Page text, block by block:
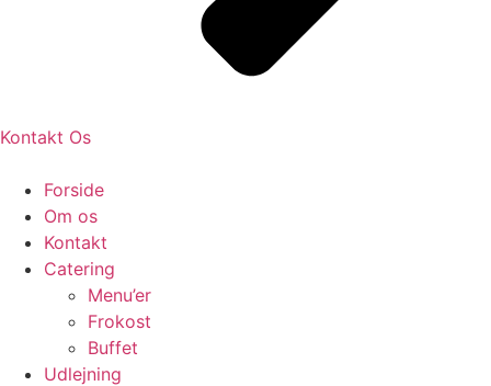
Kontakt Os
Forside
Om os
Kontakt
Catering
Menu’er
Frokost
Buffet
Udlejning